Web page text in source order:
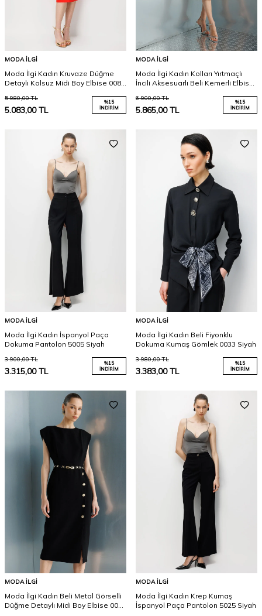
MODA İLGI
Moda İlgi Kadın Kruvaze Düğme
Detaylı Kolsuz Midi Boy Elbise 0087
5.980,00TL
5.083,00TL
%15
İNDIRIM
MODA İLGI
Moda İlgi Kadın Kolları Yırtmaçlı
İncili Aksesuarlı Beli Kemerli Elbise
6.900,00TL
5.865,00TL
%15
İNDIRIM
MODA İLGI
Moda İlgi Kadın İspanyol Paça
Dokuma Pantolon 5005 Siyah
3.900,00TL
3.315,00TL
%15
İNDIRIM
MODA İLGI
Moda İlgi Kadın Beli Fiyonklu
Dokuma Kumaş Gömlek 0033 Siyah
3.980,00TL
3.383,00TL
%15
İNDIRIM
MODA İLGI
Moda İlgi Kadın Beli Metal Görselli
Düğme Detaylı Midi Boy Elbise 0086
MODA İLGI
Moda İlgi Kadın Krep Kumaş
İspanyol Paça Pantolon 5025 Siyah